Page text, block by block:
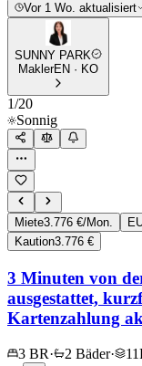
Vor 1 Wo. aktualisiert
SUNNY PARK
MaklerEN · KO
1/20
Sonnig
Miete3.776 €/Mon.
Kaution3.776 €
3 Minuten von
ausgestattet,
Kartenzahlung
3 BR· 2 Bäder·